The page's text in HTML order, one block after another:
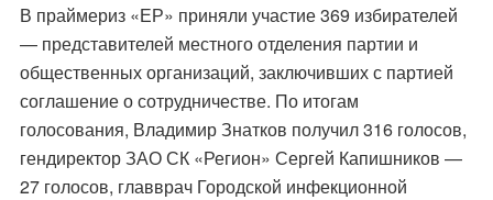
В праймериз «ЕР» приняли участие 369 избирателей
— представителей местного отделения партии и
общественных организаций, заключивших с партией
соглашение о сотрудничестве. По итогам
голосования, Владимир Знатков получил 316 голосов,
гендиректор ЗАО СК «Регион» Сергей Капишников —
27 голосов, главврач Городской инфекционной